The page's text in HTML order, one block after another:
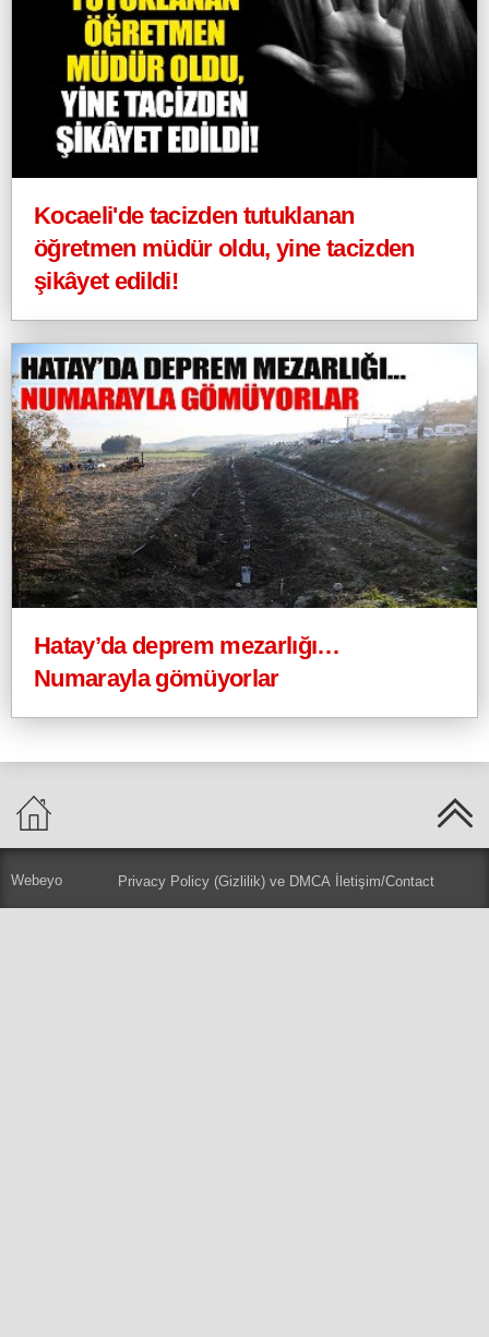
Kocaeli'de tacizden tutuklanan
öğretmen müdür oldu, yine tacizden
şikâyet edildi!
Hatay’da deprem mezarlığı…
Numarayla gömüyorlar
Webeyo Privacy Policy (Gizlilik) ve DMCA İletişim/Contact